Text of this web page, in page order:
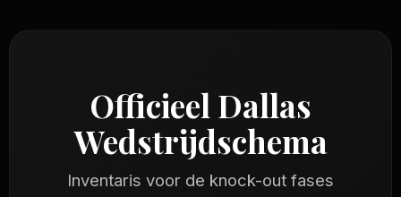
Officieel Dallas
Wedstrijdschema
Inventaris voor de knock-out fases